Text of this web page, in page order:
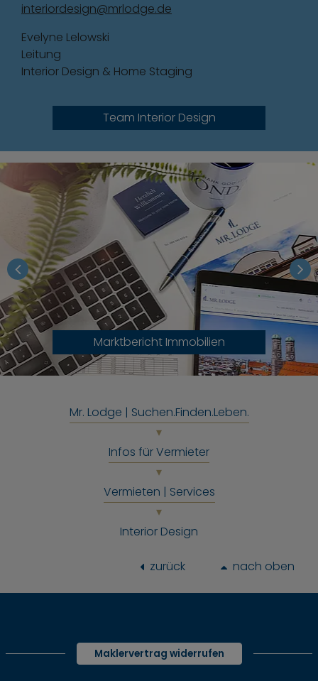
interiordesign@mrlodge.de
Evelyne Lelowski
Leitung
Interior Design & Home Staging
Team Interior Design
Marktbericht Immobilien
Mr. Lodge | Suchen.Finden.Leben.
Infos für Vermieter
Vermieten | Services
Interior Design
zurück nach oben
Maklervertrag widerrufen